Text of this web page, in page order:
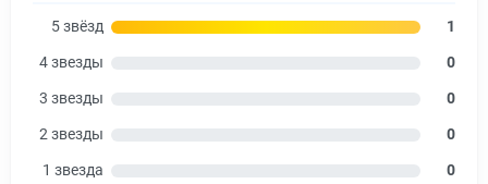
5 звёзд 1
4 звезды 0
3 звезды 0
2 звезды 0
1 звезда 0